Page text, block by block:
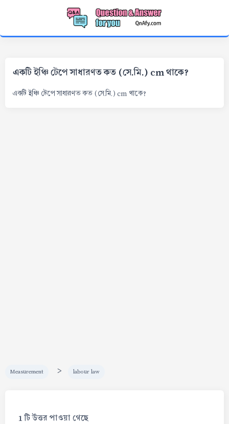
একটি ইঞ্চি টেপে সাধারণত কত (সে.মি.) cm থাকে?
একটি ইঞ্চি টেপে সাধারণত কত (সে.মি.) cm থাকে?
Measurement > labour law
1 টি উত্তর পাওয়া গেছে